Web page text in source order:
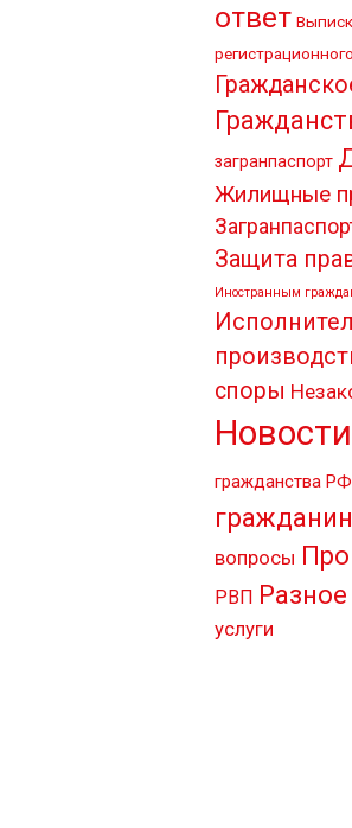
ответ
загранпаспорт
Жилищные
Защита
Иностранным
споры
Новости
гражданства
вопросы
РВП Разное
услуги